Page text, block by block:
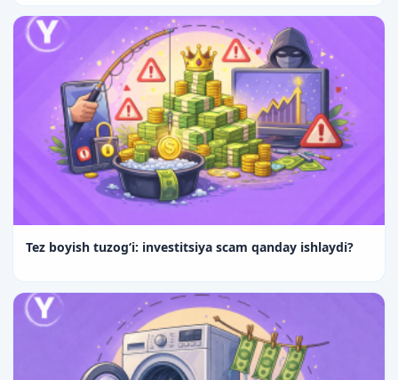
Tez boyish tuzog‘i: investitsiya scam qanday ishlaydi?